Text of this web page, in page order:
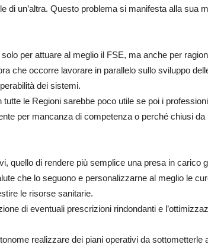
di un’altra. Questo problema si manifesta alla sua
per attuare al meglio il FSE, ma anche per
che occorre lavorare in parallelo sullo sviluppo
dei sistemi.
tutte le Regioni sarebbe poco utile se poi i
per mancanza di competenza o perché chiusi da
quello di rendere più semplice una presa in carico
che lo seguono e personalizzarne al meglio le
le risorse sanitarie.
di eventuali prescrizioni rindondanti e
realizzare dei piani operativi da sottometterle